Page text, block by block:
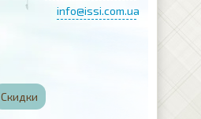
Скидки
info@issi.com.ua